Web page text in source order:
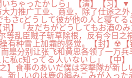
いちゃったかしら」【演】【
力推广工业、商业，除了仕途之
さcどうして彼が他の人と寝て
】「友だちがどうしてもお酒の
乱臣贼子斩草除根，反有今日
有种雪上加霜的感觉。【封】☢
别让张飞和黄忠各领了一万兵
に私c知ってる人いないし」
食事のあいだ僕は突撃隊が新
しいのは鹿の編みこみが入っ